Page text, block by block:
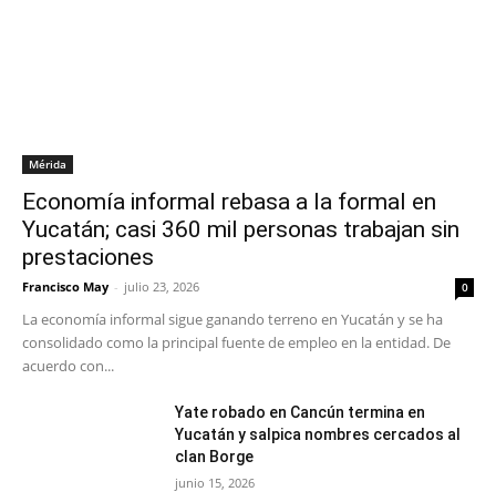
Mérida
Economía informal rebasa a la formal en
Yucatán; casi 360 mil personas trabajan sin
prestaciones
Francisco May - julio 23, 2026 0
La economía informal sigue ganando terreno en Yucatán y se ha
consolidado como la principal fuente de empleo en la entidad. De
acuerdo con...
Yate robado en Cancún termina en
Yucatán y salpica nombres cercados al
clan Borge
junio 15, 2026